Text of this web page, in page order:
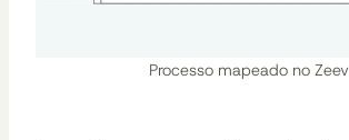
Processo mapeado no Zeev